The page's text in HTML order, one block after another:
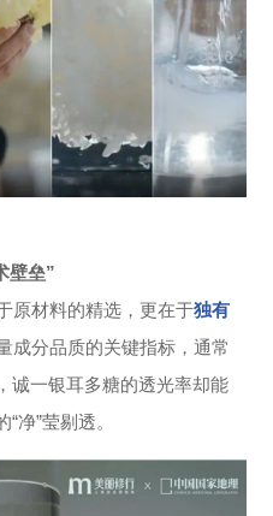
壁垒”
原材料的精选，更在于独有
成分品质的关键指标，通常
诚一银耳多糖的透光率却能
净”莹剔透。